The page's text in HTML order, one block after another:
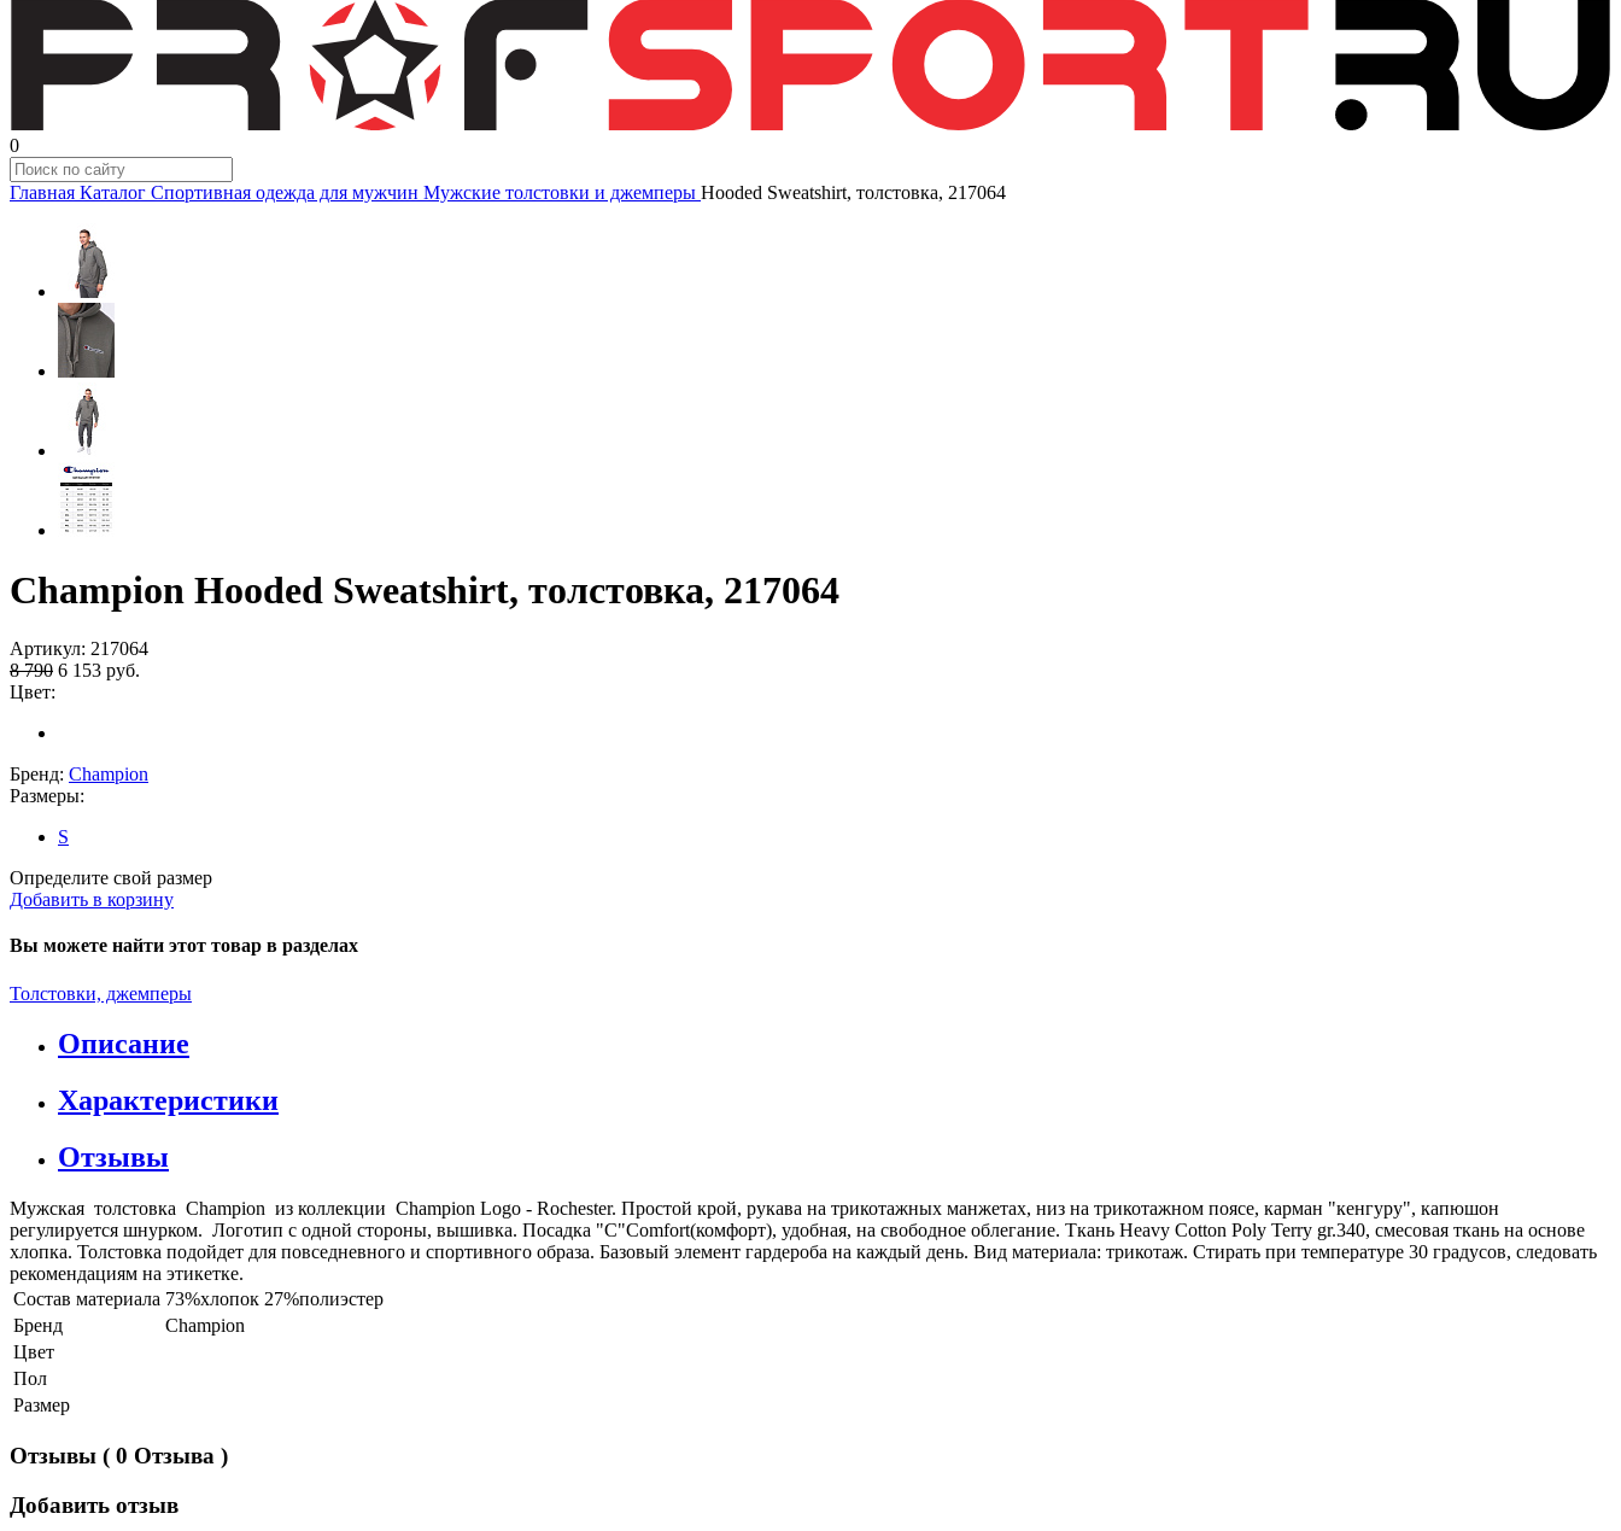
0
Главная Каталог Спортивная одежда для мужчин Мужские толстовки и джемперы Hooded Sweatshirt, толстовка, 217064
Champion Hooded Sweatshirt, толстовка, 217064
Артикул: 217064
8 790 6 153 руб.
Цвет:
Бренд: Champion
Размеры:
S
Определите свой размер
Добавить в корзину
Вы можете найти этот товар в разделах
Толстовки, джемперы
Описание
Характеристики
Отзывы
Мужская толстовка Champion из коллекции Champion Logo - Rochester. Простой крой, рукава на трикотажных манжетах, низ на трикотажном поясе, карман "кенгуру", капюшон
регулируется шнурком. Логотип с одной стороны, вышивка. Посадка "C"Comfort(комфорт), удобная, на свободное облегание. Ткань Heavy Cotton Poly Terry gr.340, смесовая ткань на основе
хлопка. Толстовка подойдет для повседневного и спортивного образа. Базовый элемент гардероба на каждый день. Вид материала: трикотаж. Стирать при температуре 30 градусов, следовать
рекомендациям на этикетке.
Состав материала 73%хлопок 27%полиэстер
Бренд
Champion
Цвет
Пол
Размер
Отзывы ( 0 Отзыва )
Добавить отзыв